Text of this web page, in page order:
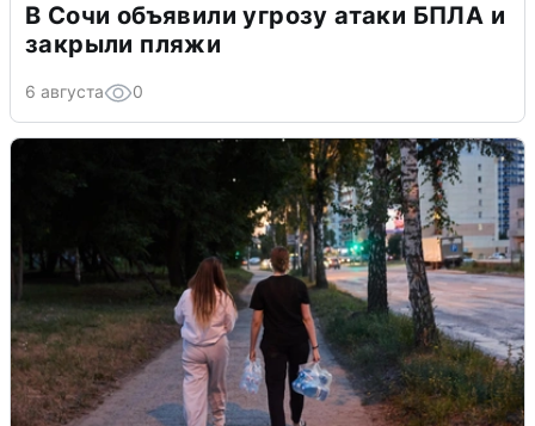
В Сочи объявили угрозу атаки БПЛА и
закрыли пляжи
6 августа 0